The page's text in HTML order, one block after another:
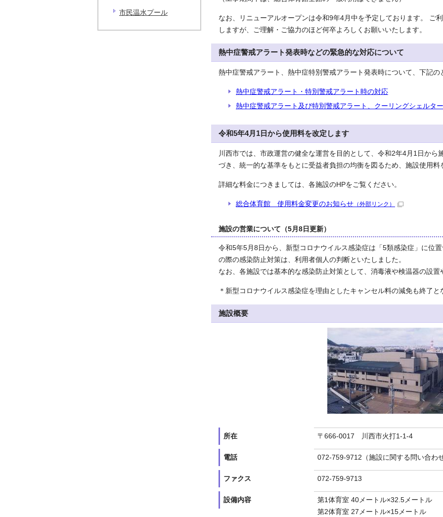
なお、リニューアルオープンは令和9年4月中を予定しております。 ご
しますが、ご理解・ご協力のほど何卒よろしくお願いいたします。
熱中症警戒アラート発表時などの緊急的な対応について
熱中症警戒アラート、熱中症特別警戒アラート発表時について、下記の
熱中症警戒アラート・特別警戒アラート時の対応
熱中症警戒アラート及び特別警戒アラート、クーリングシェルタ
令和5年4月1日から使用料を改定します
川西市では、市政運営の健全な運営を目的として、令和2年4月1日から
づき、統一的な基準をもとに受益者負担の均衡を図るため、施設使用料
詳細な料金につきましては、各施設のHPをご覧ください。
総合体育館 使用料金変更のお知らせ （外部リンク）
施設の営業について（5月8日更新）
令和5年5月8日から、新型コロナウイルス感染症は「5類感染症」に位
の際の感染防止対策は、利用者個人の判断といたしました。
なお、各施設では基本的な感染防止対策として、消毒液や検温器の設置
＊新型コロナウイルス感染症を理由としたキャンセル料の減免も終了と
施設概要
所在 〒666-0017 川西市火打1-1-4
電話 072-759-9712（施設に関する問い合わせ
ファクス 072-759-9713
設備内容
第1体育室 40メートル×32.5メートル
第2体育室 27メートル×15メートル
市民温水プール